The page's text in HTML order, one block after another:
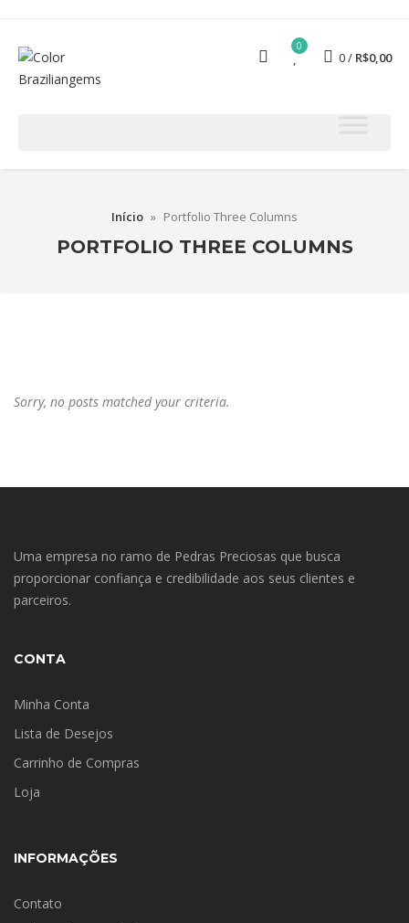
0
0 R$0,00
Início » Portfolio Three Columns
PORTFOLIO THREE COLUMNS
Sorry, no posts matched your criteria.
Uma empresa no ramo de Pedras Preciosas que busca
proporcionar confiança e credibilidade aos seus clientes e
parceiros.
CONTA
Minha Conta
Lista de Desejos
Carrinho de Compras
Loja
INFORMAÇÕES
Contato